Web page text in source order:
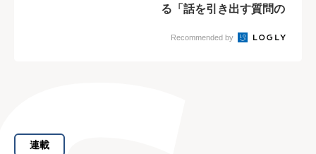
る「話を引き出す質問の
Recommended by
連載